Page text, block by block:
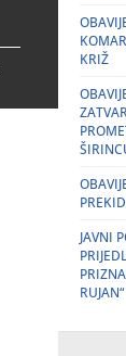
KRIŽ
JAVNI
RUJAN“